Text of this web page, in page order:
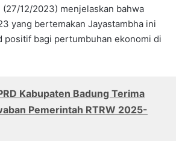
12/2023) menjelaskan bahwa
yang bertemakan Jayastambha ini
positif bagi pertumbuhan ekonomi di
Kabupaten Badung Terima
Pemerintah RTRW 2025-